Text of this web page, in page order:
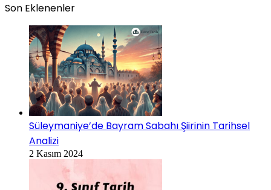
Son Eklenenler
Süleymaniye’de Bayram Sabahı Şiirinin Tarihsel
Analizi
2 Kasım 2024